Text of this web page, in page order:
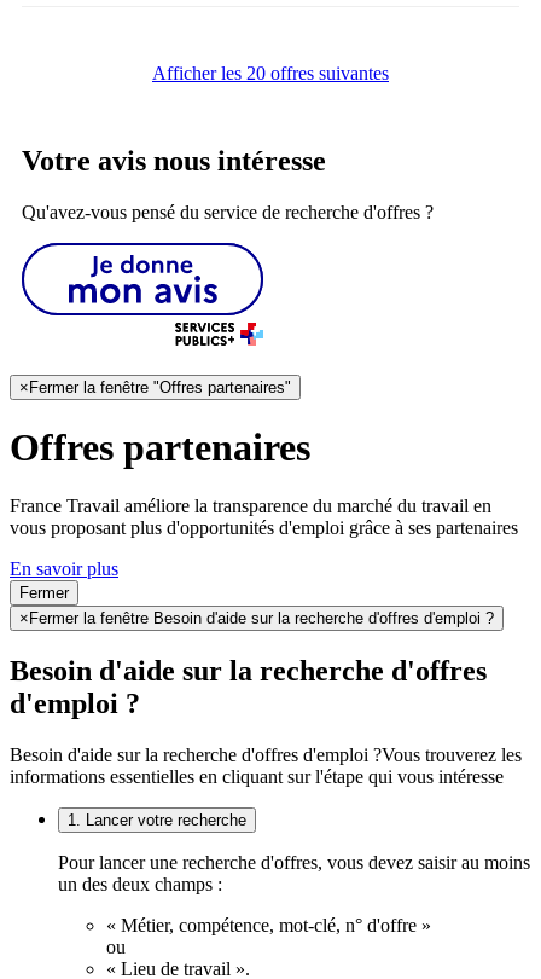
Afficher les 20 offres suivantes
Votre avis nous intéresse
Qu'avez-vous pensé du service de recherche d'offres ?
×Fermer la fenêtre "Offres partenaires"
Offres partenaires
France Travail améliore la transparence du marché du travail en
vous proposant plus d'opportunités d'emploi grâce à ses partenaires
En savoir plus
Fermer
× Fermer la fenêtre Besoin d'aide sur la recherche d'offres d'emploi ?
Besoin d'aide sur la recherche d'offres
d'emploi ?
Besoin d'aide sur la recherche d'offres d'emploi ?Vous trouverez les
informations essentielles en cliquant sur l'étape qui vous intéresse
1. Lancer votre recherche
Pour lancer une recherche d'offres, vous devez saisir au moins
un des deux champs :
« Métier, compétence, mot-clé, n° d'offre »
ou
« Lieu de travail ».